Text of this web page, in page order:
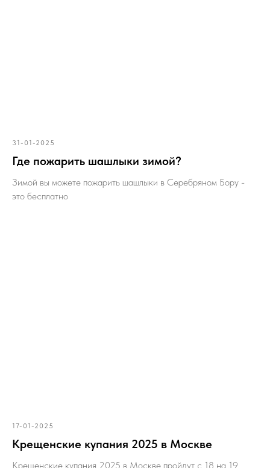
31-01-2025
Где пожарить шашлыки зимой?
Зимой вы можете пожарить шашлыки в Серебряном Бору -
это бесплатно
17-01-2025
Крещенские купания 2025 в Москве
Крещенские купания 2025 в Москве пройдут с 18 на 19